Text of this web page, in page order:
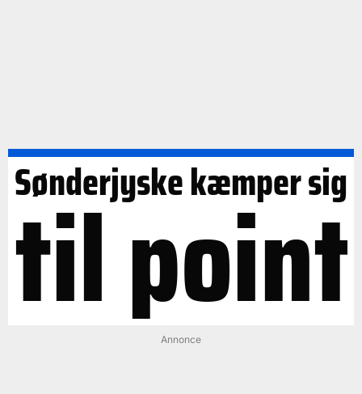
Sønderjyske kæmper sig
til point
Annonce